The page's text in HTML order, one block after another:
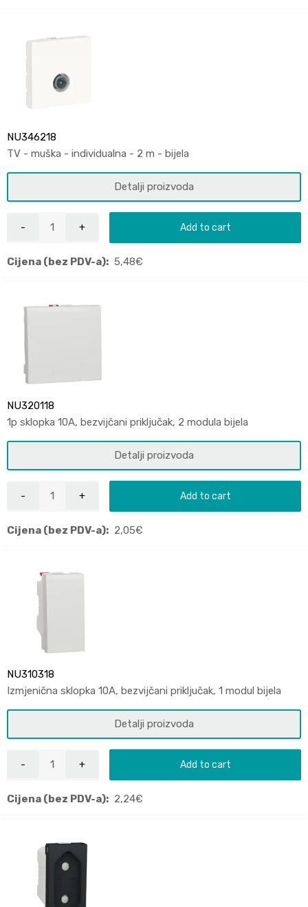
NU346218
TV - muška - individualna - 2 m - bijela
Detalji proizvoda
Add to cart
Cijena (bez PDV-a): 5,48€
NU320118
1p sklopka 10A, bezvijčani priključak, 2 modula bijela
Detalji proizvoda
Add to cart
Cijena (bez PDV-a): 2,05€
NU310318
Izmjenična sklopka 10A, bezvijčani priključak, 1 modul bijela
Detalji proizvoda
Add to cart
Cijena (bez PDV-a): 2,24€